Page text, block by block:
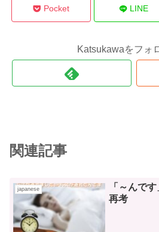
Pocket LINE
Katsukawaをフォ
関連記事
japanese
「～んで
再考